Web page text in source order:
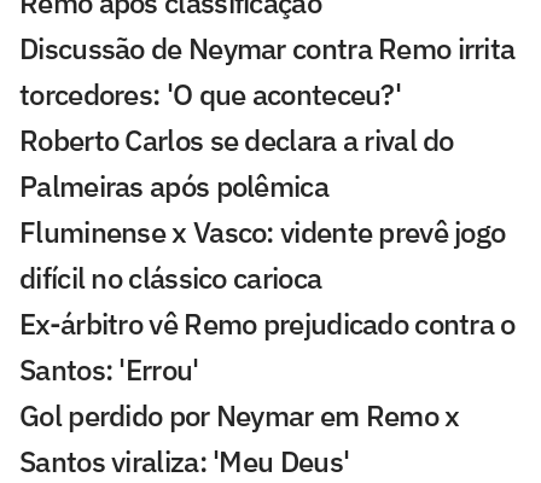
Discussão de Neymar contra Remo irrita
torcedores: 'O que aconteceu?'
Roberto Carlos se declara a rival do
Palmeiras após polêmica
Fluminense x Vasco: vidente prevê jogo
difícil no clássico carioca
Ex-árbitro vê Remo prejudicado contra o
Santos: 'Errou'
Gol perdido por Neymar em Remo x
Santos viraliza: 'Meu Deus'